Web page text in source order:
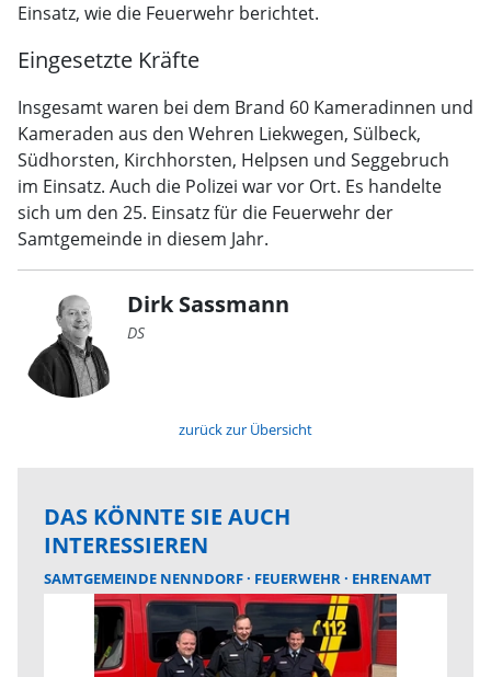
Einsatz, wie die Feuerwehr berichtet.
Eingesetzte Kräfte
Insgesamt waren bei dem Brand 60 Kameradinnen und
Kameraden aus den Wehren Liekwegen, Sülbeck,
Südhorsten, Kirchhorsten, Helpsen und Seggebruch
im Einsatz. Auch die Polizei war vor Ort. Es handelte
sich um den 25. Einsatz für die Feuerwehr der
Samtgemeinde in diesem Jahr.
Dirk Sassmann
DS
zurück zur Übersicht
DAS KÖNNTE SIE AUCH
INTERESSIEREN
SAMTGEMEINDE NENNDORF FEUERWEHR EHRENAMT